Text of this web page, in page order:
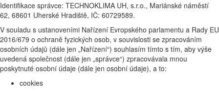
Identifikace správce: TECHNOKLIMA UH, s.r.o., Mariánské náměstí
62, 68601 Uherské Hradiště, IČ: 60729589.
V souladu s ustanoveními Nařízení Evropského parlamentu a Rady EU
2016/679 o ochraně fyzických osob, v souvislosti se zpracováním
osobních údajů (dále jen „Nařízení“) souhlasím tímto s tím, aby výše
uvedená společnost (dále jen „správce“) zpracovávala mnou
poskytnuté osobní údaje (dále jen osobní údaje), a to:
cookies